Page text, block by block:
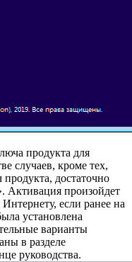
продукта для
случаев, кроме тех,
достаточно
Активация произойдет
если ранее на
установлена
варианты
в разделе
руководства.